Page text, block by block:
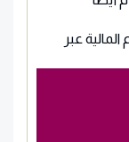
عبر